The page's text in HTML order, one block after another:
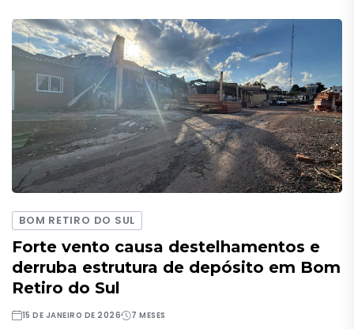
BOM RETIRO DO SUL
Forte vento causa destelhamentos e
derruba estrutura de depósito em Bom
Retiro do Sul
15 DE JANEIRO DE 2026 7 MESES